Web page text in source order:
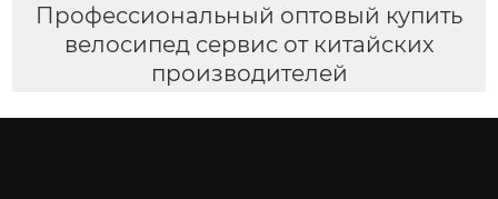
Профессиональный оптовый купить
велосипед сервис от китайских
производителей